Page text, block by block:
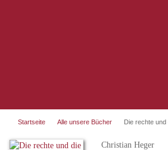
Startseite Alle unsere Bücher Die rechte und
Christian Heger